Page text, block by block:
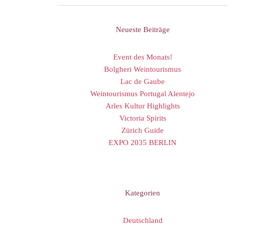
Neueste Beiträge
Event des Monats!
Bolgheri Weintourismus
Lac de Gaube
Weintourismus Portugal Alentejo
Arles Kultur Highlights
Victoria Spirits
Zürich Guide
EXPO 2035 BERLIN
Kategorien
Deutschland